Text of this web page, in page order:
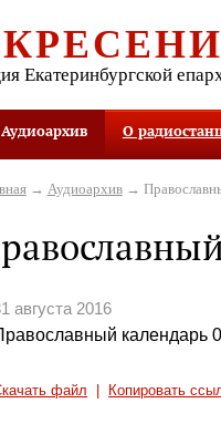
Екатеринбургской
Аудиоархив О
→ Аудиоархив→
августа 2016
календарь
файл Копировать